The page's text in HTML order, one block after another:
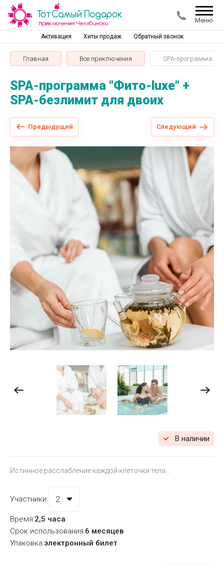
Меню
Активация Хиты продаж Обратный звонок
Главная Все приключения SPA-программа
SPA-программа "Фито-luxe" +
SPA-безлимит для двоих
Предыдущий Следующий
В наличии
Истинное расслабление каждой клеточки тела...
Участники:
Время:2,5 часа
Срок использования:6 месяцев
Упаковка:электронный билет